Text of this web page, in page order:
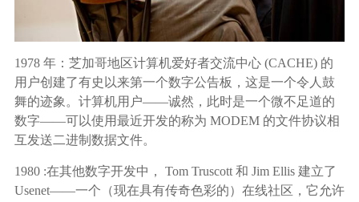
1978 年：芝加哥地区计算机爱好者交流中心 (CACHE) 的
用户创建了有史以来第一个数字公告板，这是一个令人鼓
舞的迹象。计算机用户——诚然，此时是一个微不足道的
数字——可以使用最近开发的称为 MODEM 的文件协议相
互发送二进制数据文件。
1980 :在其他数字开发中， Tom Truscott 和 Jim Ellis 建立了
Usenet——一个（现在具有传奇色彩的）在线社区，它允许